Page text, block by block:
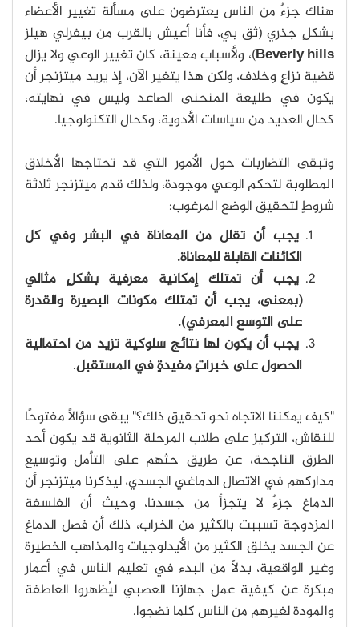
هناك جزءٌ من الناس يعترضون على مسألة تغيير الأعضاء
بشكلٍ جذري (ثق بي، فأنا أعيش بالقرب من بيفرلي هيلز
Beverly hills)، وﻷسباب معينة، كان تغيير الوعي ولا يزال
قضية نزاعٍ وخلاف، ولكن هذا يتغير الآن، إذ يريد ميتزنجر أن
يكون في طليعة المنحنى الصاعد وليس في نهايته،
كحال العديد من سياسات اﻷدوية، وكحال التكنولوجيا.
وتبقى التضاربات حول اﻷمور التي قد تحتاجها الأخلاق
المطلوبة لتحكم الوعي موجودة، ولذلك قدم ميتزنجر ثلاثة
شروطٍ لتحقيق الوضع المرغوب:
يجب أن تقلل من المعاناة في البشر وفي كل
الكائنات القابلة للمعاناة.
يجب أن تمتلك إمكانية معرفية بشكلٍ مثالي
(بمعنى، يجب أن تمتلك مكونات البصيرة والقدرة
على التوسع المعرفي).
يجب أن يكون لها نتائج سلوكية تزيد من احتمالية
الحصول على خبراتٍ مفيدةٍ في المستقبل.
"كيف يمكننا الاتجاه نحو تحقيق ذلك؟" يبقى سؤالًا مفتوحًا
للنقاش، التركيز على طلاب المرحلة الثانوية قد يكون أحد
الطرق الناجحة، عن طريق حثهم على التأمل وتوسيع
مداركهم في الاتصال الدماغي الجسدي، ليذكرنا ميتزنجر أن
الدماغ جزءٌ لا يتجزأ من جسدنا، وحيث أن الفلسفة
المزدوجة تسببت بالكثير من الخراب، ذلك أن فصل الدماغ
عن الجسد يخلق الكثير من الأيدلوجيات والمذاهب الخطيرة
وغير الواقعية، بدلًا من البدء في تعليم الناس في أعمار
مبكرة عن كيفية عمل جهازنا العصبي ليُظهروا العاطفة
والمودة لغيرهم من الناس كلما نضجوا.